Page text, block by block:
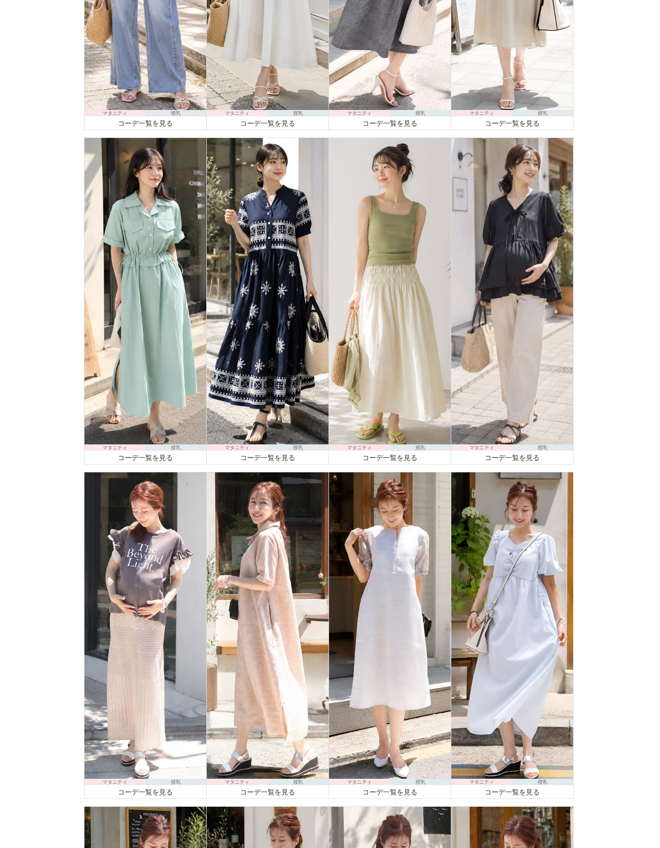
マタニティ 授乳
コーデ一覧を見る
マタニティ 授乳
コーデ一覧を見る
マタニティ 授乳
コーデ一覧を見る
マタニティ 授乳
コーデ一覧を見る
マタニティ 授乳
コーデ一覧を見る
マタニティ 授乳
コーデ一覧を見る
マタニティ 授乳
コーデ一覧を見る
マタニティ 授乳
コーデ一覧を見る
マタニティ 授乳
コーデ一覧を見る
マタニティ 授乳
コーデ一覧を見る
マタニティ 授乳
コーデ一覧を見る
マタニティ 授乳
コーデ一覧を見る